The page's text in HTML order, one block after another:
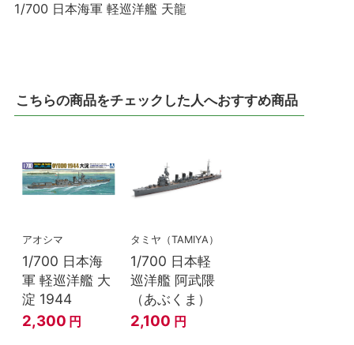
1/700 日本海軍 軽巡洋艦 天龍
こちらの商品をチェックした人へおすすめ商品
アオシマ
1/700 日本海
軍 軽巡洋艦 大
淀 1944
2,300 円
タミヤ（TAMIYA）
1/700 日本軽
巡洋艦 阿武隈
（あぶくま）
2,100 円